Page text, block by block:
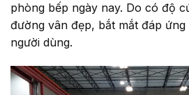
phòng bếp ngày nay. Do có độ
đường vân đẹp, bắt mắt đáp
người dùng.